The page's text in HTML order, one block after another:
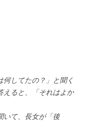
何してたの？」と聞く
えると、「それはよか
いて、長女が「後